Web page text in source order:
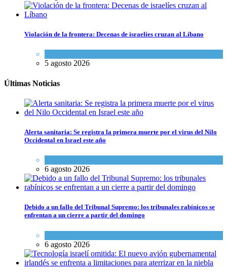
Violación de la frontera: Decenas de israelíes cruzan al Líbano
5 agosto 2026
Últimas Noticias
Alerta sanitaria: Se registra la primera muerte por el virus del Nilo
Occidental en Israel este año
6 agosto 2026
Debido a un fallo del Tribunal Supremo: los tribunales rabínicos se
enfrentan a un cierre a partir del domingo
6 agosto 2026